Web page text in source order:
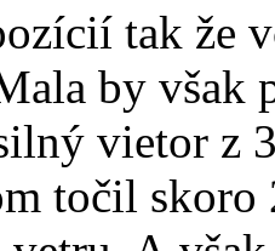
tak že
by však
vietor z
točil